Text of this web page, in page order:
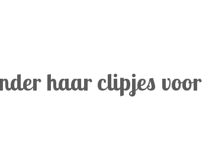
haar clipjes voor